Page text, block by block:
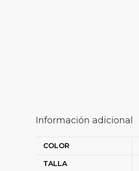
Información adicional
COLOR
TALLA